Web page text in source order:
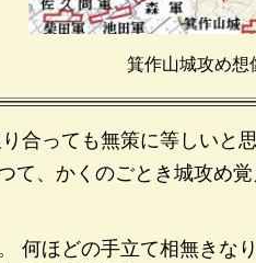
箕作山城攻め想
っても無策に等しいと思
て、かくのごとき城攻め
の手立て相無きな